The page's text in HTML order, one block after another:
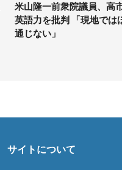
米山隆一前衆院議員、高
英語力を批判 「現地では
通じない」
サイトについて